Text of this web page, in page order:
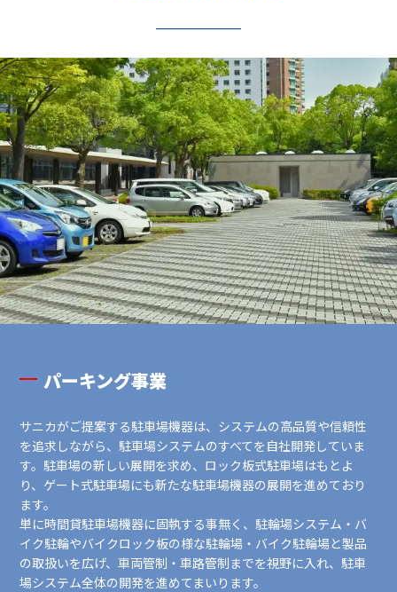
パーキング事業
サニカがご提案する駐⾞場機器は、システムの⾼品質や信頼性
を追求しながら、駐⾞場システムのすべてを⾃社開発していま
す。駐⾞場の新しい展開を求め、ロック板式駐⾞場はもとよ
り、ゲート式駐⾞場にも新たな駐⾞場機器の展開を進めており
ます。
単に時間貸駐⾞場機器に固執する事無く、駐輪場システム‧バ
イク駐輪やバイクロック板の様な駐輪場‧バイク駐輪場と製品
の取扱いを広げ、⾞両管制‧⾞路管制までを視野に⼊れ、駐⾞
場システム全体の開発を進めてまいります。